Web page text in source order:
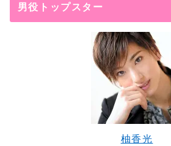
男役トップスター
柚香光